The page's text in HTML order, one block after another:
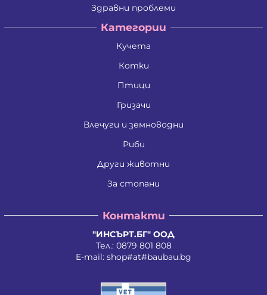
Здравни проблеми
Категории
Кучета
Котки
Птици
Гризачи
Влечуги и земноводни
Риби
Други животни
За стопани
Контакти
"ИНСЪРТ.БГ" ООД
Тел.: 0879 801 808
E-mail: shop#at#baubau.bg